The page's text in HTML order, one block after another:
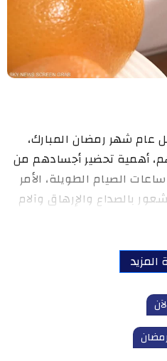
عام شهر رمضان المبارك،
أهمية تحضير أجسادهم من
الصيام الطويلة، الأمر
بالصداع والإرهاق وآلام
المزيد
رمضان